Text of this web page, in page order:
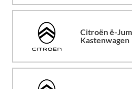
Citroën ë-
Kastenwagen